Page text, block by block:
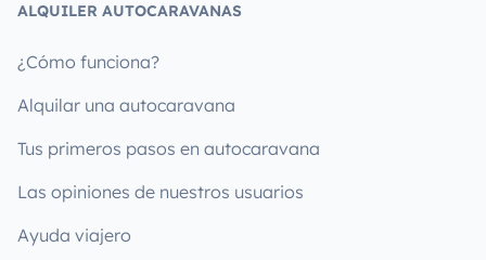
ALQUILER AUTOCARAVANAS
¿Cómo funciona?
Alquilar una autocaravana
Tus primeros pasos en autocaravana
Las opiniones de nuestros usuarios
Ayuda viajero